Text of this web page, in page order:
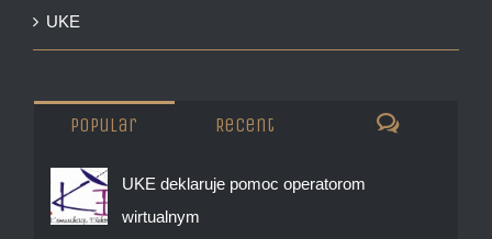
UKE
Popular
Recent
UKE deklaruje pomoc operatorom
wirtualnym